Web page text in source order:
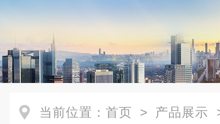
当前位置： 首页 > 产品展示